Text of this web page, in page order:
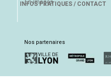
En images
INFOS PRATIQUES / CONTACT
Nos partenaires